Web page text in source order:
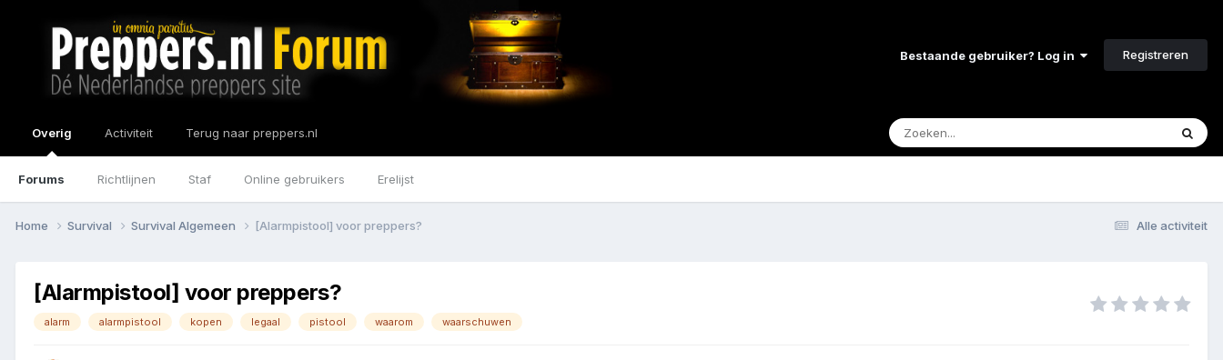
Bestaande gebruiker? Log in Registreren
Overig
Forums Richtlijnen Staf Online gebruikers Erelijst
Activiteit Terug naar preppers.nl
Alle activiteit
Home Survival Survival Algemeen [Alarmpistool] voor preppers?
[Alarmpistool] voor preppers?
alarm alarmpistool kopen legaal pistool waarom waarschuwen